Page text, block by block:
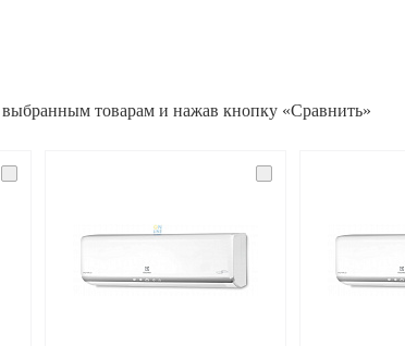
товарам и нажав кнопку «Сравнить»